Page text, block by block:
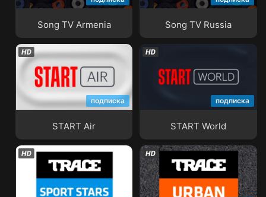
Song TV Armenia Song TV Russia
подписка
START Air
START Air
подписка
START World